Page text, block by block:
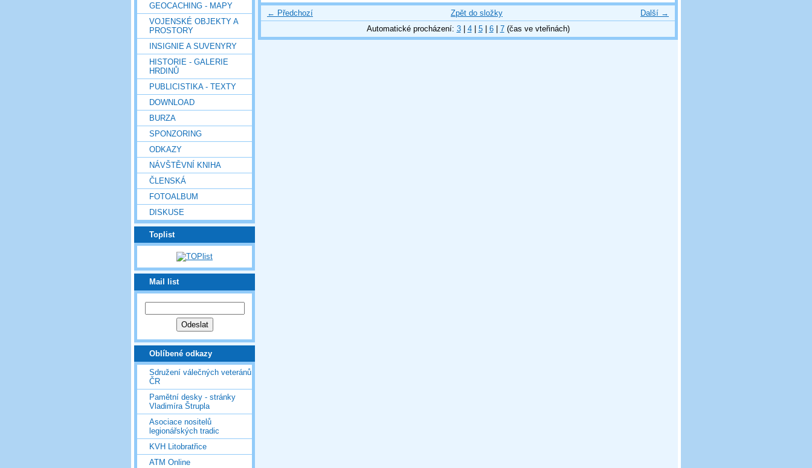
GEOCACHING - MAPY
VOJENSKÉ OBJEKTY A
PROSTORY
INSIGNIE A SUVENYRY
HISTORIE - GALERIE
HRDINŮ
PUBLICISTIKA - TEXTY
DOWNLOAD
BURZA
SPONZORING
ODKAZY
NÁVŠTĚVNÍ KNIHA
ČLENSKÁ
FOTOALBUM
DISKUSE
Toplist
Mail list
Oblíbené odkazy
Sdružení válečných veteránů
ČR
Pamětní desky - stránky
Vladimíra Štrupla
Asociace nositelů
legionářských tradic
KVH Litobratřice
ATM Online
← Předchozí Další →
Zpět do složky
Automatické procházení: 3| 4| 5| 6| 7(čas ve vteřinách)